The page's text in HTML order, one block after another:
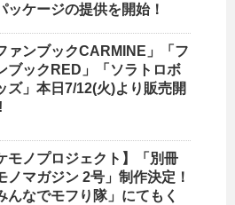
ッケージの提供を開始！
ァンブックCARMINE」「フ
ブックRED」「ソラトロボ
ズ」本日7/12(火)より販売開
モノプロジェクト】「別冊
ノマガジン 2号」制作決定！
んなでモフり隊」にてもく